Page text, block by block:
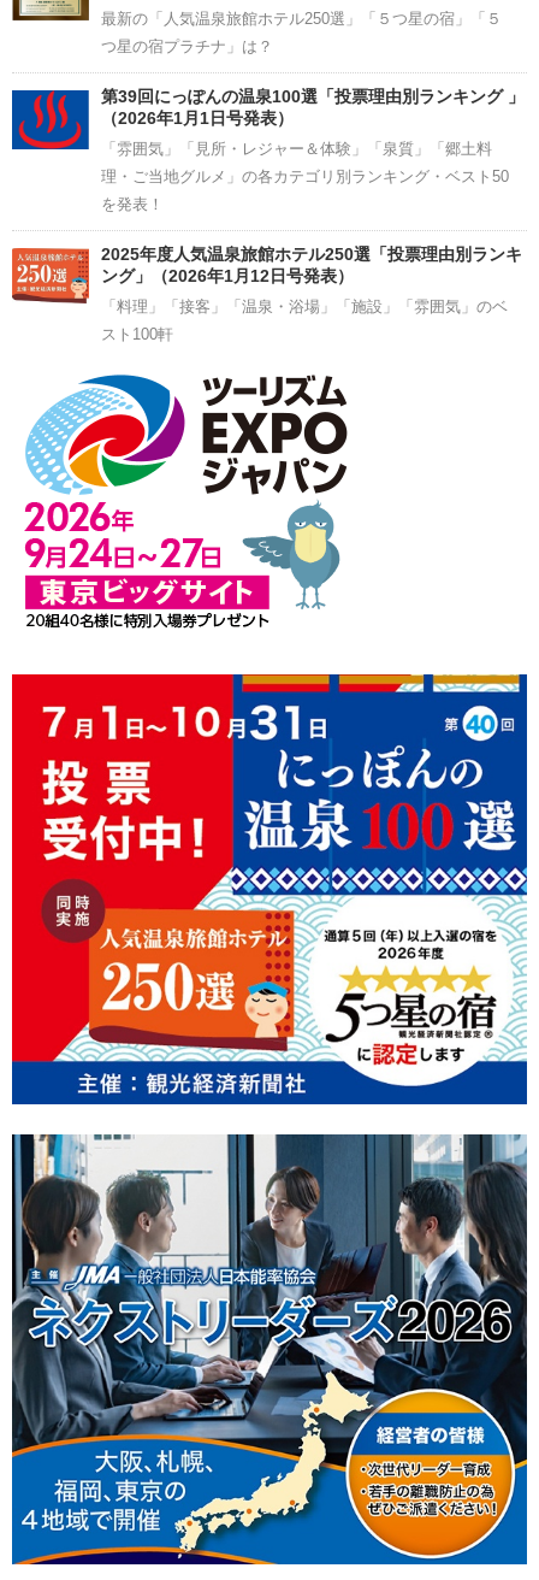
最新の「人気温泉旅館ホテル250選」「５つ星の宿」「５
つ星の宿プラチナ」は？
第39回にっぽんの温泉100選「投票理由別ランキング 」
（2026年1月1日号発表）
「雰囲気」「見所・レジャー＆体験」「泉質」「郷土料
理・ご当地グルメ」の各カテゴリ別ランキング・ベスト50
を発表！
2025年度人気温泉旅館ホテル250選「投票理由別ランキ
ング」（2026年1月12日号発表）
「料理」「接客」「温泉・浴場」「施設」「雰囲気」のベ
スト100軒